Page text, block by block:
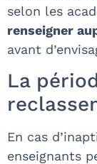
selon les
renseigner
avant
La
En cas
enseignants